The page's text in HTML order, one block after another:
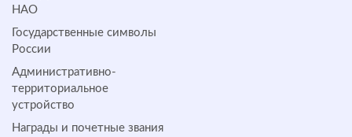
НАО
Государственные символы
России
Административно-
территориальное
устройство
Награды и почетные звания